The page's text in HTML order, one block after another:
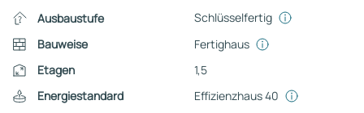
Ausbaustufe
Schlüsselfertig
Bauweise
Fertighaus
Etagen
1,5
Energiestandard
Effizienzhaus 40